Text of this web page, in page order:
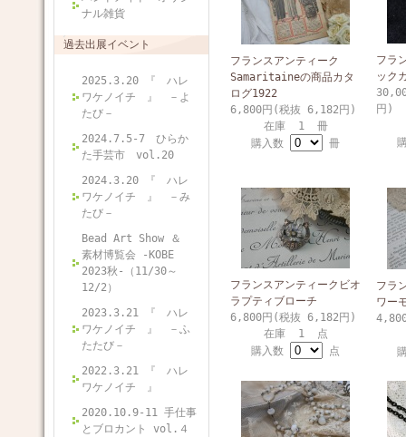
ナル雑貨
過去出展イベント
2025.3.20 『 ハレ
ワケノイチ 』 －よ
たび－
2024.7.5-7 ひらか
た手芸市 vol.20
2024.3.20 『 ハレ
ワケノイチ 』 －み
たび－
Bead Art Show ＆
素材博覧会 -KOBE
2023秋-（11/30～
12/2）
2023.3.21 『 ハレ
ワケノイチ 』 －ふ
たたび－
2022.3.21 『 ハレ
ワケノイチ 』
2020.10.9-11 手仕事
とブロカント vol.４
フランスアンティーク
Samaritaineの商品カタ
ログ1922
6,800円(税抜 6,182円)
在庫 1 冊
購入数
冊
フラ
ック
円)
フランスアンティークビオ
ラプティブローチ
6,800円(税抜 6,182円)
在庫 1 点
購入数
点
フラ
ワー